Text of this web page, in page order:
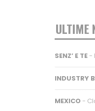
ULTIME
SENZ’ E TE -
INDUSTRY
MEXICO -